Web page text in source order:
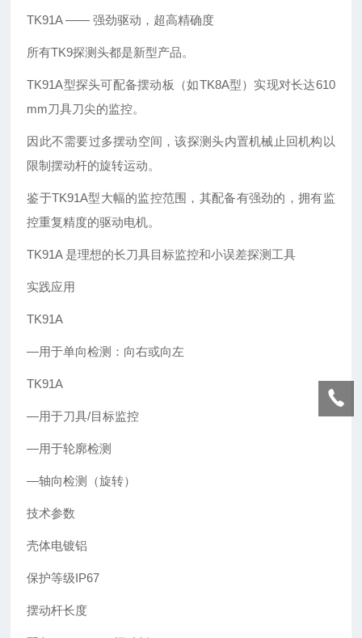
TK91A —— 强劲驱动，超高精确度
所有TK9探测头都是新型产品。
TK91A型探头可配备摆动板（如TK8A型）实现对长达610
mm刀具刀尖的监控。
因此不需要过多摆动空间，该探测头内置机械止回机构以
限制摆动杆的旋转运动。
鉴于TK91A型大幅的监控范围，其配备有强劲的，拥有监
控重复精度的驱动电机。
TK91A 是理想的长刀具目标监控和小误差探测工具
实践应用
TK91A
—用于单向检测：向右或向左
TK91A
—用于刀具/目标监控
—用于轮廓检测
—轴向检测（旋转）
技术参数
壳体电镀铝
保护等级IP67
摆动杆长度